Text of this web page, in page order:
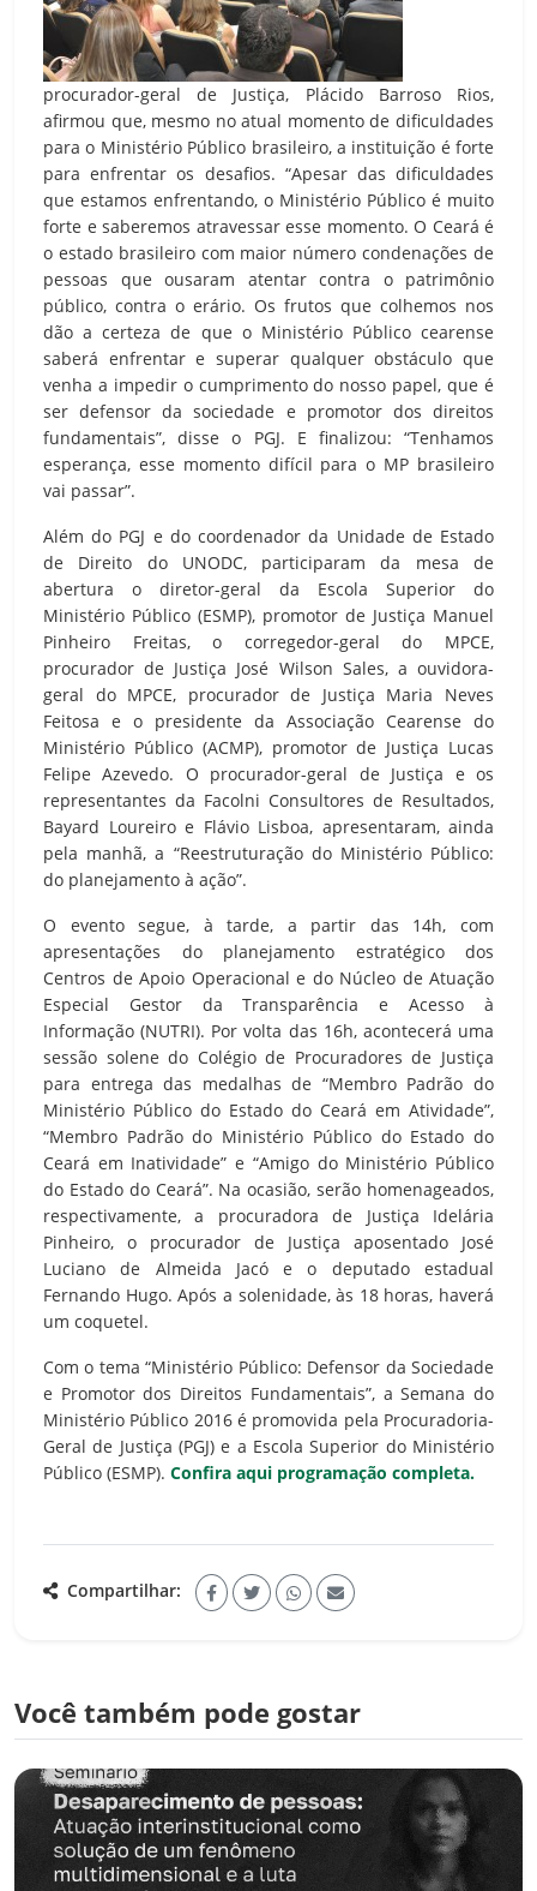
procurador-geral de Justiça, Plácido Barroso Rios,
afirmou que, mesmo no atual momento de dificuldades
para o Ministério Público brasileiro, a instituição é forte
para enfrentar os desafios. “Apesar das dificuldades
que estamos enfrentando, o Ministério Público é muito
forte e saberemos atravessar esse momento. O Ceará é
o estado brasileiro com maior número condenações de
pessoas que ousaram atentar contra o patrimônio
público, contra o erário. Os frutos que colhemos nos
dão a certeza de que o Ministério Público cearense
saberá enfrentar e superar qualquer obstáculo que
venha a impedir o cumprimento do nosso papel, que é
ser defensor da sociedade e promotor dos direitos
fundamentais”, disse o PGJ. E finalizou: “Tenhamos
esperança, esse momento difícil para o MP brasileiro
vai passar”.
Além do PGJ e do coordenador da Unidade de Estado
de Direito do UNODC, participaram da mesa de
abertura o diretor-geral da Escola Superior do
Ministério Público (ESMP), promotor de Justiça Manuel
Pinheiro Freitas, o corregedor-geral do MPCE,
procurador de Justiça José Wilson Sales, a ouvidora-
geral do MPCE, procurador de Justiça Maria Neves
Feitosa e o presidente da Associação Cearense do
Ministério Público (ACMP), promotor de Justiça Lucas
Felipe Azevedo. O procurador-geral de Justiça e os
representantes da Facolni Consultores de Resultados,
Bayard Loureiro e Flávio Lisboa, apresentaram, ainda
pela manhã, a “Reestruturação do Ministério Público:
do planejamento à ação”.
O evento segue, à tarde, a partir das 14h, com
apresentações do planejamento estratégico dos
Centros de Apoio Operacional e do Núcleo de Atuação
Especial Gestor da Transparência e Acesso à
Informação (NUTRI). Por volta das 16h, acontecerá uma
sessão solene do Colégio de Procuradores de Justiça
para entrega das medalhas de “Membro Padrão do
Ministério Público do Estado do Ceará em Atividade”,
“Membro Padrão do Ministério Público do Estado do
Ceará em Inatividade” e “Amigo do Ministério Público
do Estado do Ceará”. Na ocasião, serão homenageados,
respectivamente, a procuradora de Justiça Idelária
Pinheiro, o procurador de Justiça aposentado José
Luciano de Almeida Jacó e o deputado estadual
Fernando Hugo. Após a solenidade, às 18 horas, haverá
um coquetel.
Com o tema “Ministério Público: Defensor da Sociedade
e Promotor dos Direitos Fundamentais”, a Semana do
Ministério Público 2016 é promovida pela Procuradoria-
Geral de Justiça (PGJ) e a Escola Superior do Ministério
Público (ESMP). Confira aqui programação completa.
Compartilhar:
Você também pode gostar